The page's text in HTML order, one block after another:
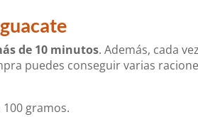
de 10 minutos. Además, cada
puedes conseguir varias
gramos.